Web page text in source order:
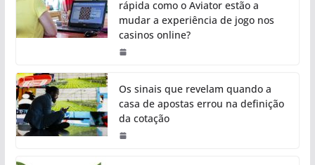
rápida como o Aviator estão a
mudar a experiência de jogo nos
casinos online?
Os sinais que revelam quando a
casa de apostas errou na definição
da cotação